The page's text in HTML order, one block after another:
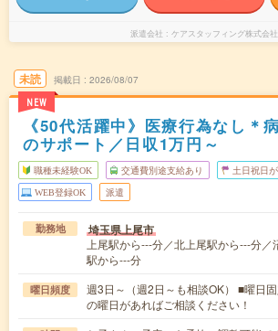
派遣会社 ケアスタッフィング株式会社
未読
NEW
掲載日 2026/08/07
《50代活躍中》医療行為なし＊
のサポート／日収1万円～
職種未経験OK 交通費別途支給あり 土日祝日
WEB登録OK 派遣
勤務地 埼玉県上尾市
上尾駅から---分／北上尾駅から---分
駅から---分
曜日頻度
週3日～（週2日～も相談OK） ■曜日
の曜日があればご相談ください！